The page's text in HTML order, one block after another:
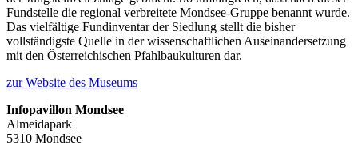
Fundstelle die regional verbreitete Mondsee-Gruppe benannt wurde.
Das vielfältige Fundinventar der Siedlung stellt die bisher
vollständigste Quelle in der wissenschaftlichen Auseinandersetzung
mit den Österreichischen Pfahlbaukulturen dar.
zur Website des Museums
Infopavillon Mondsee
Almeidapark
5310 Mondsee